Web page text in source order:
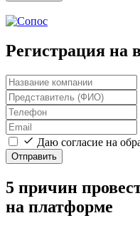
Регистрация на
Даю согласие на
Отправить
5 причин
на платформе